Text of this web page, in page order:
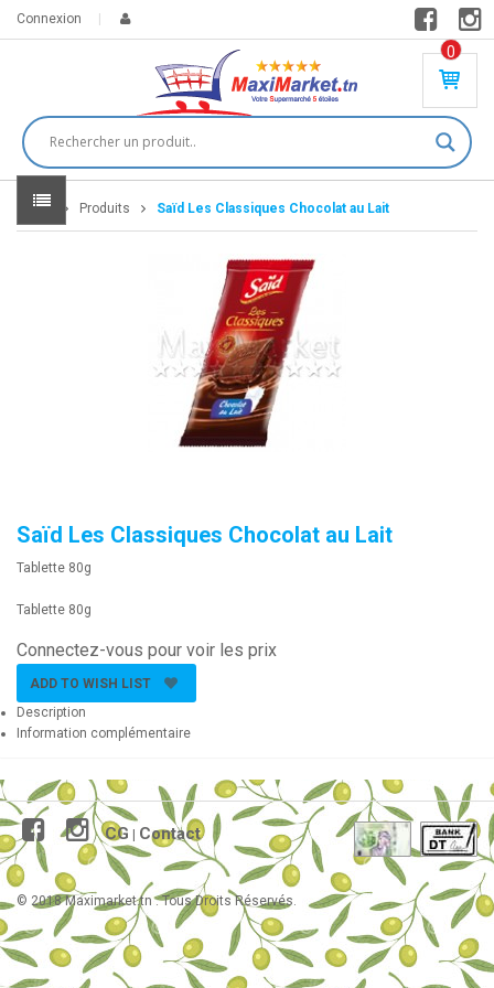
Connexion
0
PR
DU
IT(
S)
Home Produits Saïd Les Classiques Chocolat au Lait
Saïd Les Classiques Chocolat au Lait
Tablette 80g
Tablette 80g
Connectez-vous pour voir les prix
ADD TO WISH LIST
Description
Information complémentaire
CG Contact
© 2018 Maximarket.tn . Tous Droits Réservés.